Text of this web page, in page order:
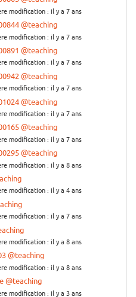
modification : il y a 7 ans
@teaching
modification : il y a 7 ans
@teaching
modification : il y a 7 ans
@teaching
modification : il y a 7 ans
@teaching
modification : il y a 7 ans
@teaching
modification : il y a 7 ans
@teaching
modification : il y a 8 ans
modification : il y a 4 ans
modification : il y a 7 ans
modification : il y a 8 ans
@teaching
modification : il y a 8 ans
@teaching
modification : il y a 3 ans